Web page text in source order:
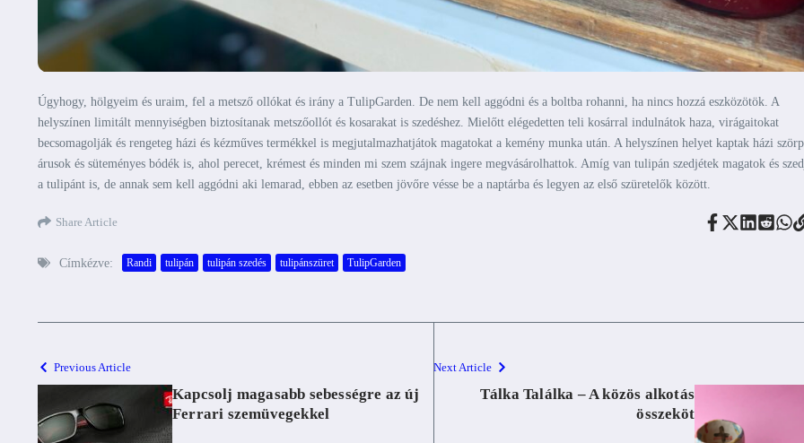
Úgyhogy, hölgyeim és uraim, fel a metsző ollókat és irány a TulipGarden. De nem kell aggódni és a boltba rohanni, ha nincs hozzá eszközötök. A
helyszínen limitált mennyiségben biztosítanak metszőollót és kosarakat is szedéshez. Mielőtt elégedetten teli kosárral indulnátok haza, virágaitokat
becsomagolják és rengeteg házi és kézműves termékkel is megjutalmazhatjátok magatokat a kemény munka után. A helyszínen helyet kaptak házi szörp
árusok és süteményes bódék is, ahol perecet, krémest és minden mi szem szájnak ingere megvásárolhattok. Amíg van tulipán szedjétek magatok és
a tulipánt is, de annak sem kell aggódni aki lemarad, ebben az esetben jövőre vésse be a naptárba és legyen az első szüretelők között.
Share Article
Címkézve: Randi tulipán tulipán szedés tulipánszüret TulipGarden
Previous Article
Kapcsolj magasabb sebességre az új
Ferrari szemüvegekkel
Next Article
Tálka Találka – A közös alkotás
összeköt